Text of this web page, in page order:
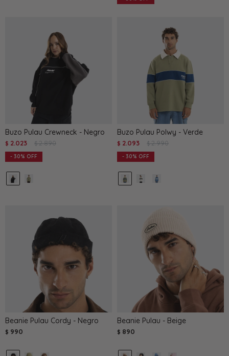
Buzo Pulau Crewneck - Negro
$ 2.023 $ 2.890
30
Buzo Pulau Polwy - Verde
$ 2.093 $ 2.990
30
Beanie Pulau Cordy - Negro
$ 990
Beanie Pulau - Beige
$ 890